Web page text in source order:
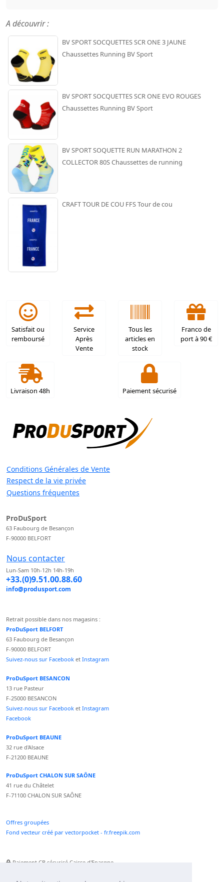
A découvrir :
BV SPORT SOCQUETTES SCR ONE 3 JAUNE
Chaussettes Running BV Sport
BV SPORT SOCQUETTES SCR ONE EVO ROUGES
Chaussettes Running BV Sport
BV SPORT SOQUETTE RUN MARATHON 2
COLLECTOR 80S Chaussettes de running
CRAFT TOUR DE COU FFS Tour de cou
Satisfait ou
remboursé
Service
Après
Vente
Tous les
articles en
stock
Franco de
port à 90 €
Livraison 48h Paiement sécurisé
Conditions Générales de Vente
Respect de la vie privée
Questions fréquentes
ProDuSport
63 Faubourg de Besançon
F-90000 BELFORT
Nous contacter
Lun-Sam 10h-12h 14h-19h
+33.(0)9.51.00.88.60
info@produsport.com
Retrait possible dans nos magasins :
ProDuSport BELFORT
63 Faubourg de Besançon
F-90000 BELFORT
Suivez-nous sur Facebook et Instagram
ProDuSport BESANCON
13 rue Pasteur
F-25000 BESANCON
Suivez-nous sur Facebook et Instagram
Facebook
ProDuSport BEAUNE
32 rue d'Alsace
F-21200 BEAUNE
ProDuSport CHALON SUR SAÔNE
41 rue du Châtelet
F-71100 CHALON SUR SAÔNE
Offres groupées
Fond vecteur créé par vectorpocket - fr.freepik.com
Paiement CB sécurisé Caisse d'Epargne